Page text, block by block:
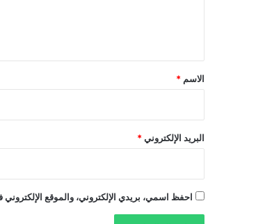
*
الاسم *
البريد الإلكتروني *
احفظ اسمي، بريدي الإلكتروني، والموقع